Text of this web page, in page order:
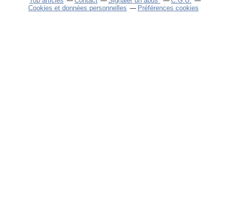
Cookies et données personnelles
Préférences cookies